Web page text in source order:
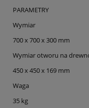
PARAMETRY
Wymiar
700 x 700 x 300 mm
Wymiar otworu na
450 x 450 x 169 mm
Waga
35 kg